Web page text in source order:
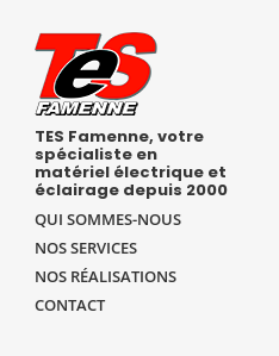
TES Famenne, votre
spécialiste en
matériel électrique et
éclairage depuis 2000
QUI SOMMES-NOUS
NOS SERVICES
NOS RÉALISATIONS
CONTACT